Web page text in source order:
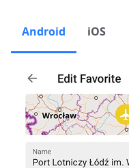
Android iOS